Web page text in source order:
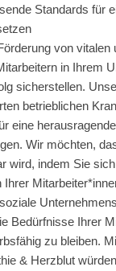
Standards für
von vitalen
in Ihrem
sicherstellen.
betrieblichen
eine
Wir möchten,
wird, indem Sie
Ihrer
Bedürfnisse Ihrer
zu bleiben.
& Herzblut